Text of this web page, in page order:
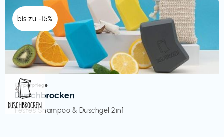
bis zu -15%
Körperpflege
Duschbrocken
Festes Shampoo & Duschgel 2in1
€‎